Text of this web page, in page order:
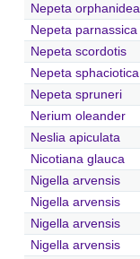
Nepeta orphanidea
Nepeta parnassica
Nepeta scordotis
Nepeta sphaciotica
Nepeta spruneri
Nerium oleander
Neslia apiculata
Nicotiana glauca
Nigella arvensis
Nigella arvensis
Nigella arvensis
Nigella arvensis